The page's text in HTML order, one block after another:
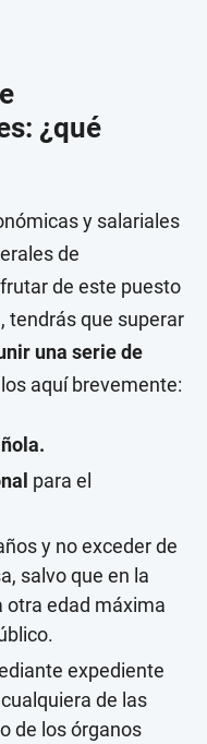
¿qué
y salariales
de
de este puesto
tendrás que superar
una serie de
aquí brevemente:
para el
y no exceder de
salvo que en la
otra edad máxima
expediente
de las
de los órganos